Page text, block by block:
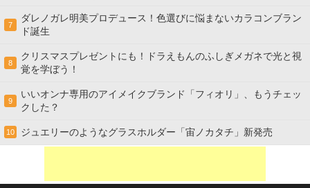
7
ダレノガレ明美プロデュース！色選びに悩まないカラコンブラン
ド誕生
8
クリスマスプレゼントにも！ドラえもんのふしぎメガネで光と視
覚を学ぼう！
9
いいオンナ専用のアイメイクブランド「フィオリ」、もうチェッ
クした？
10 ジュエリーのようなグラスホルダー「宙ノカタチ」新発売